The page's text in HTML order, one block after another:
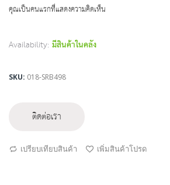
คุณเป็นคนแรกที่แสดงความคิดเห็น
Availability: มีสินค้าในคลัง
SKU 018-SRB498
ติดต่อเรา
เปรียบเทียบสินค้า เพิ่มสินค้าโปรด